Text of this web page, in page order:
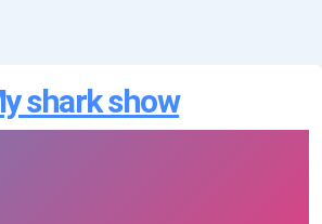
shark show